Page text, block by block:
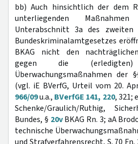
bb) Auch hinsichtlich der dem
unterliegenden
Unterabschnitt 3a des zweiten
Bundeskriminalamtgesetzes
BKAG nicht den
gegen die (erledigten)
Überwachungsmaßnahmen der
(vgl. iE BVerfG, Urteil vom 20.
966/09u.a., BVerfGE 141, 220, 321;
Schenke/Graulich/Ruthig,
Bundes, § 20vBKAG Rn. 3; aA
technische